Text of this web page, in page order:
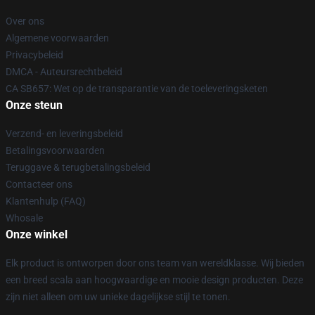
Over ons
Algemene voorwaarden
Privacybeleid
DMCA - Auteursrechtbeleid
CA SB657: Wet op de transparantie van de toeleveringsketen
Onze steun
Verzend- en leveringsbeleid
Betalingsvoorwaarden
Teruggave & terugbetalingsbeleid
Contacteer ons
Klantenhulp (FAQ)
Whosale
Onze winkel
Elk product is ontworpen door ons team van wereldklasse. Wij bieden
een breed scala aan hoogwaardige en mooie design producten. Deze
zijn niet alleen om uw unieke dagelijkse stijl te tonen.